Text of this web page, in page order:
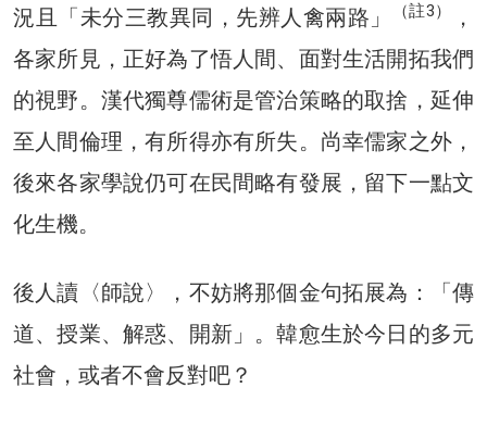
況且「未分三教異同，先辨人禽兩路」 （註3）
，
各家所見，正好為了悟人間、面對生活開拓我們
的視野。漢代獨尊儒術是管治策略的取捨，延伸
至人間倫理，有所得亦有所失。尚幸儒家之外，
後來各家學說仍可在民間略有發展，留下一點文
化生機。
後人讀〈師說〉，不妨將那個金句拓展為：「傳
道、授業、解惑、開新」。韓愈生於今日的多元
社會，或者不會反對吧？